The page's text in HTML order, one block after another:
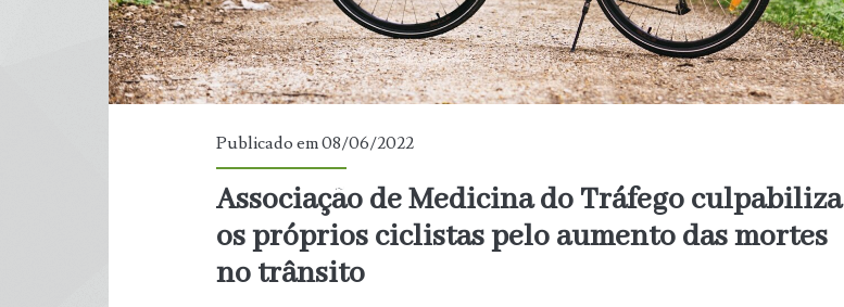
Publicado em 08/06/2022
Associação de Medicina do Tráfego culpabiliza
os próprios ciclistas pelo aumento das mortes
no trânsito